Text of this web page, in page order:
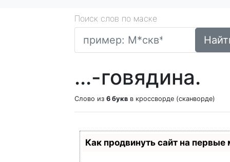
Поиск слов по маске
...-говядина.
Слово из 6 букв в кроссворде (сканворде)
Как продвинуть сайт на первые